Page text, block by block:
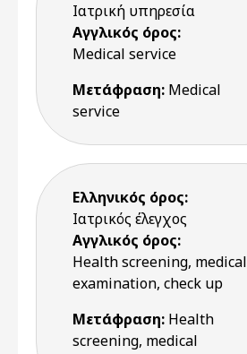
Ιατρική υπηρεσία
Αγγλικός όρος:
Medical service
Μετάφραση: Medical
service
Ελληνικός όρος:
Ιατρικός έλεγχος
Αγγλικός όρος:
Health screening, medical
examination, check up
Μετάφραση: Health
screening, medical